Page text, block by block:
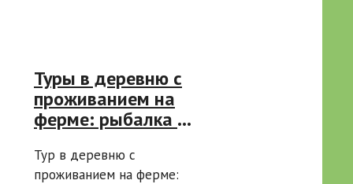
Туры в деревню с
проживанием на
ферме: рыбалка и
Тур в деревню с
проживанием на ферме: